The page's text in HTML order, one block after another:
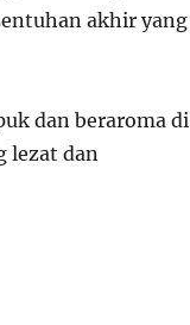
akhir yang
dan beraroma di
lezat dan